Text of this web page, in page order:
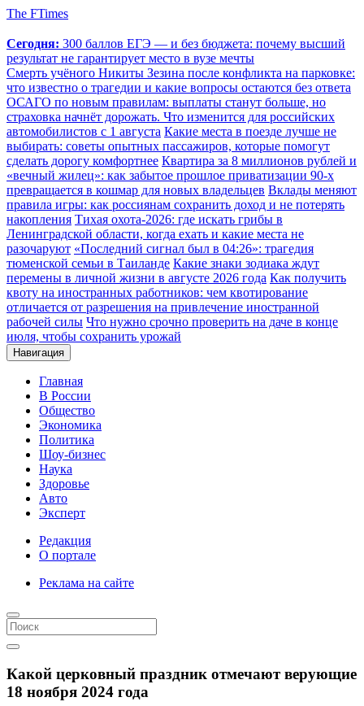
The FTimes
Сегодня: 300 баллов ЕГЭ — и без бюджета: почему высший
результат не гарантирует место в вузе мечты
Смерть учёного Никиты Зезина после конфликта на парковке:
что известно о трагедии и какие вопросы остаются без ответа
ОСАГО по новым правилам: выплаты станут больше, но
страховка начнёт дорожать. Что изменится для российских
автомобилистов с 1 августа Какие места в поезде лучше не
выбирать: советы опытных пассажиров, которые помогут
сделать дорогу комфортнее Квартира за 8 миллионов рублей и
«вечный жилец»: как забытое прошлое приватизации 90-х
превращается в кошмар для новых владельцев Вклады меняют
правила игры: как россиянам сохранить доход и не потерять
накопления Тихая охота-2026: где искать грибы в
Ленинградской области, когда ехать и какие места не
разочаруют «Последний сигнал был в 04:26»: трагедия
тюменской семьи в Таиланде Какие знаки зодиака ждут
перемены в личной жизни в августе 2026 года Как получить
квоту на иностранных работников: чем квотирование
отличается от разрешения на привлечение иностранной
рабочей силы Что нужно срочно проверить на даче в конце
июля, чтобы сохранить урожай
Навигация
Главная
В России
Общество
Экономика
Политика
Шоу-бизнес
Наука
Здоровье
Авто
Эксперт
Редакция
О портале
Реклама на сайте
Какой церковный праздник отмечают верующие
18 ноября 2024 года